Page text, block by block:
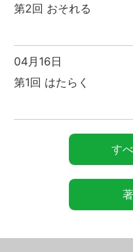
第2回 おそれる
04月16日
第1回 はたらく
す